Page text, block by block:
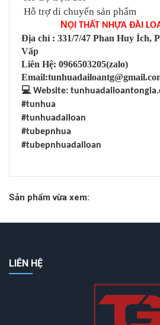
Hỗ trợ di chuyển sản phẩm
NỘI THẤT NHỰA ĐÀI
Địa chỉ : 331/7/47 Phan Huy Ích,
Vấp
Liên Hệ: 0966503205(zalo)
💻Website:
#tunhua
#tunhuadailoan
#tubepnhua
#tubepnhuadailoan
Sản phẩm vừa xem:
LIÊN HỆ